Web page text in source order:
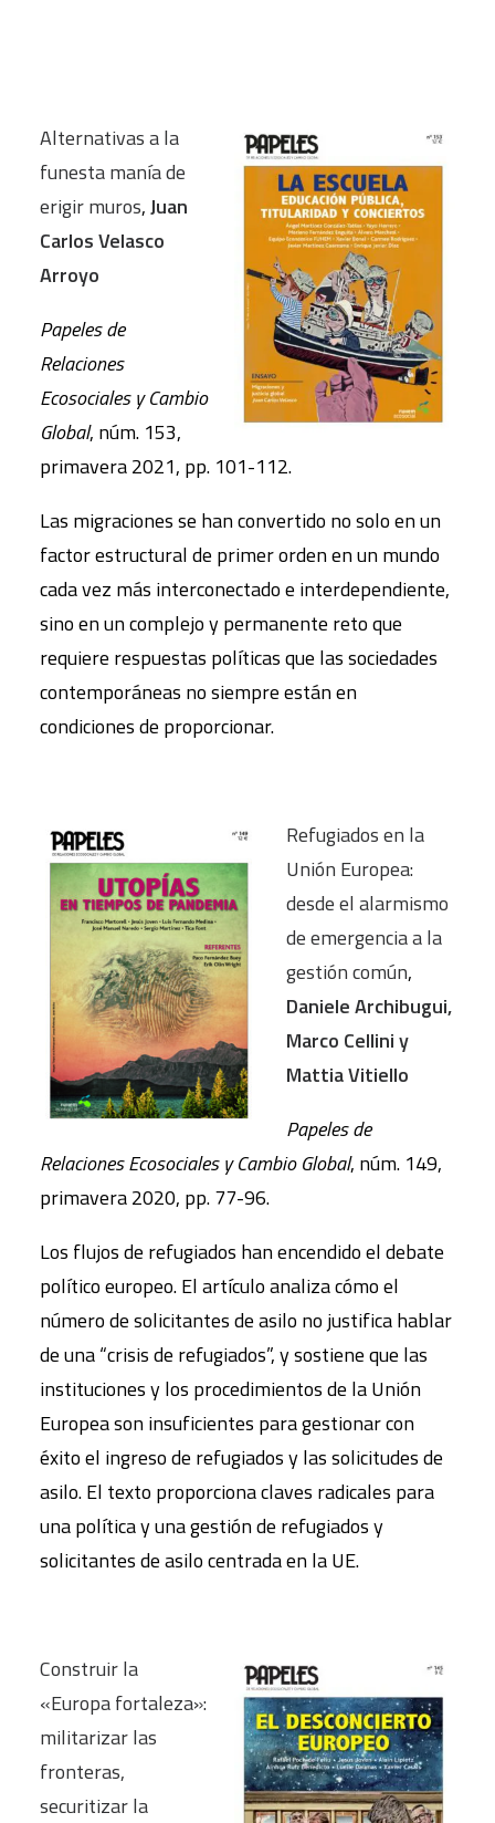
Alternativas a la
funesta manía de
erigir muros,Juan
Carlos Velasco
Arroyo
Papeles de
Relaciones
Ecosociales y Cambio
Global, núm. 153,
primavera 2021, pp. 101-112.
Las migraciones se han convertido no solo en un
factor estructural de primer orden en un mundo
cada vez más interconectado e interdependiente,
sino en un complejo y permanente reto que
requiere res­puestas políticas que las sociedades
contemporáneas no siempre están en
condiciones de proporcionar.
Refugiados en la
Unión Europea:
desde el alarmismo
de emergencia a la
gestión común,
Daniele Archibugui,
Marco Cellini y
Mattia Vitiello
Papeles de
Relaciones Ecosociales y Cambio Global, núm. 149,
primavera 2020, pp. 77-96.
Los flujos de refugiados han encendido el debate
político europeo. El artículo analiza cómo el
número de solicitantes de asilo no justifica hablar
de una “crisis de refugiados”, y sostiene que las
instituciones y los procedimientos de la Unión
Europea son insuficientes para gestionar con
éxito el ingreso de refugiados y las solicitudes de
asilo. El texto proporciona claves radicales para
una política y una gestión de refugiados y
solicitantes de asilo centrada en la UE.
Construir la
«Europa fortaleza»:
militarizar las
fronteras,
securitizar la